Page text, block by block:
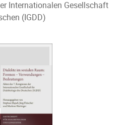
Internationalen Gesellschaft
(IGDD)